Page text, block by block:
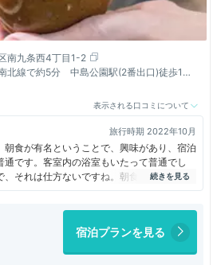
南九条西4丁目1-2
北線で約5分 中島公園駅(2番出口)徒歩1
表示される口コミについて
旅行時期 2022年10月
朝食が有名ということで、興味があり、宿泊
通です。客室内の浴室もいたって普通でし
それは仕方ないですね。朝食はさすが人気
だからか、時間によっては待ちます。早めに
宿泊プランを見る